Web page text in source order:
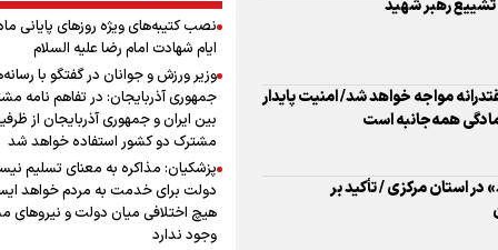
محرومیت‌زدایی در روستاهای
جمله‌ای که بغض
را شکست؛ «آهای مردم،
تهران رفتند»
سه حسرتی که به دلم
شلمچه تا شهرهای زیارتی عراق
اینفو برنا/ میزان مالیات بر
افزوده چقدر است؟
نصب کتیبه‌های ویژه روزهای پایانی
ایام شهادت امام رضا علیه السلام
وزیر ورزش و جوانان در گفتگو با
جمهوری آذربایجان: در تفاهم نامه
بین ایران و جمهوری آذربایجان از
مشترک دو کشور استفاده خواهد شد
پزشکیان: مذاکره به معنای تسلیم
دولت برای خدمت به مردم خواهد
هیچ اختلافی میان دولت و نیروهای
وجود ندارد